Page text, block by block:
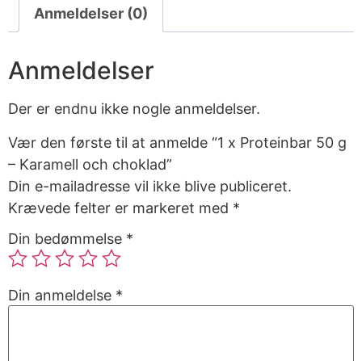
Anmeldelser (0)
Anmeldelser
Der er endnu ikke nogle anmeldelser.
Vær den første til at anmelde “1 x Proteinbar 50 g
– Karamell och choklad”
Din e-mailadresse vil ikke blive publiceret.
Krævede felter er markeret med *
Din bedømmelse *
Din anmeldelse *